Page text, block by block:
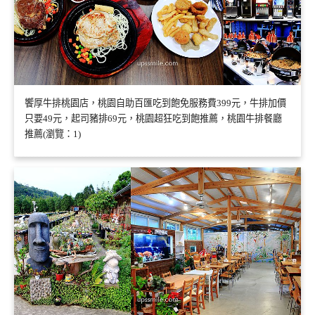
饗厚牛排桃園店，桃園自助百匯吃到飽免服務費399元，牛排加價
只要49元，起司豬排69元，桃園超狂吃到飽推薦，桃園牛排餐廳
推薦(瀏覽：1)